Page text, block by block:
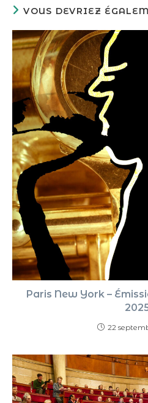
VOUS DEVRIEZ
Paris New York –
22